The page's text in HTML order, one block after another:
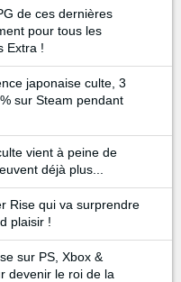
de ces dernières
pour tous les
Extra !
japonaise culte, 3
sur Steam pendant
vient à peine de
déjà plus...
Rise qui va surprendre
plaisir !
sur PS, Xbox &
devenir le roi de la